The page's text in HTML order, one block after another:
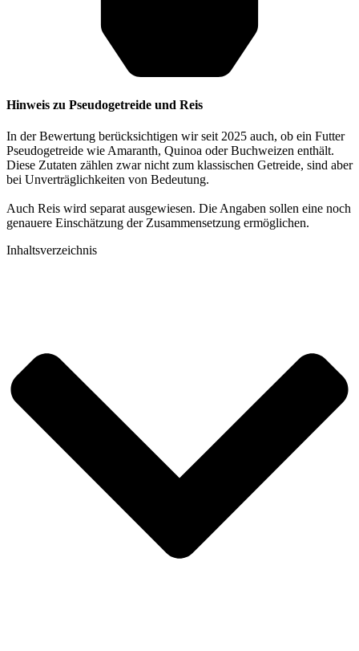
Hinweis zu Pseudogetreide und Reis
In der Bewertung berücksichtigen wir seit 2025 auch, ob ein Futter
Pseudogetreide wie Amaranth, Quinoa oder Buchweizen enthält.
Diese Zutaten zählen zwar nicht zum klassischen Getreide, sind aber
bei Unverträglichkeiten von Bedeutung.
Auch Reis wird separat ausgewiesen. Die Angaben sollen eine noch
genauere Einschätzung der Zusammensetzung ermöglichen.
Inhaltsverzeichnis​